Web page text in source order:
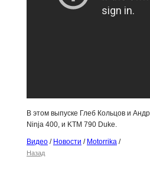
В этом выпуске Глеб Кольцов и
Ninja 400, и KTM 790 Duke.
Видео / Новости / Motorrika /
Назад